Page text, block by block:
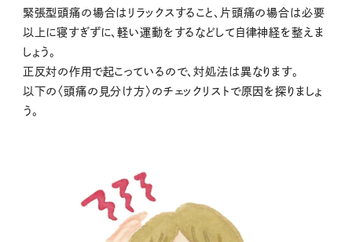
緊張型頭痛の場合はリラックスすること、片頭痛の場合は必要
以上に寝すぎずに、軽い運動をするなどして自律神経を整えま
しょう。
正反対の作用で起こっているので、対処法は異なります。
以下の〈頭痛の見分け方〉のチェックリストで原因を探りましょ
う。